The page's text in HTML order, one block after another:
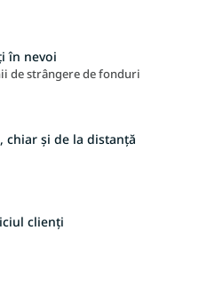
în nevoi
de strângere de fonduri
chiar și de la distanță
clienți